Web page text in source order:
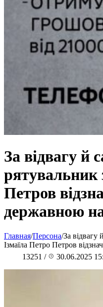
За відвагу й
рятувальник
Петров
державною
Главная/Персона/За відвагу
Ізмаїла Петро Петров
13251 / 30.06.2025